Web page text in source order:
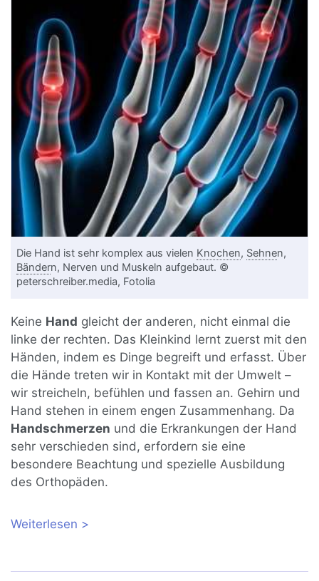
Die Hand ist sehr komplex aus vielen Knochen, Sehnen,
Bändern, Nerven und Muskeln aufgebaut. ©
peterschreiber.media, Fotolia
Keine Hand gleicht der anderen, nicht einmal die
linke der rechten. Das Kleinkind lernt zuerst mit den
Händen, indem es Dinge begreift und erfasst. Über
die Hände treten wir in Kontakt mit der Umwelt –
wir streicheln, befühlen und fassen an. Gehirn und
Hand stehen in einem engen Zusammenhang. Da
Handschmerzen und die Erkrankungen der Hand
sehr verschieden sind, erfordern sie eine
besondere Beachtung und spezielle Ausbildung
des Orthopäden.
Weiterlesen über Handschmerzen und Anatomie